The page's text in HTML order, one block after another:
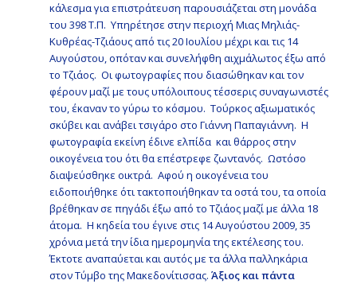
κάλεσμα για επιστράτευση παρουσιάζεται στη μονάδα
του 398 Τ.Π. Υπηρέτησε στην περιοχή Μιας Μηλιάς-
Κυθρέας-Τζιάους από τις 20 Ιουλίου μέχρι και τις 14
Αυγούστου, οπόταν και συνελήφθη αιχμάλωτος έξω από
το Τζιάος. Οι φωτογραφίες που διασώθηκαν και τον
φέρουν μαζί με τους υπόλοιπους τέσσερις συναγωνιστές
του, έκαναν το γύρω το κόσμου. Τούρκος αξιωματικός
σκύβει και ανάβει τσιγάρο στο Γιάννη Παπαγιάννη. Η
φωτογραφία εκείνη έδινε ελπίδα και θάρρος στην
οικογένεια του ότι θα επέστρεφε ζωντανός. Ωστόσο
διαψεύσθηκε οικτρά. Αφού η οικογένεια του
ειδοποιήθηκε ότι τακτοποιήθηκαν τα οστά του, τα οποία
βρέθηκαν σε πηγάδι έξω από το Τζιάος μαζί με άλλα 18
άτομα. Η κηδεία του έγινε στις 14 Αυγούστου 2009, 35
χρόνια μετά την ίδια ημερομηνία της εκτέλεσης του.
Έκτοτε αναπαύεται και αυτός με τα άλλα παλληκάρια
στον Τύμβο της Μακεδονίτισσας. Άξιος και πάντα